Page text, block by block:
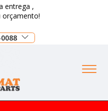
entrega ,
orçamento!